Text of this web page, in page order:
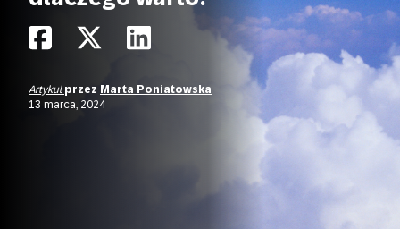
Artykul przez Marta Poniatowska
13 marca, 2024